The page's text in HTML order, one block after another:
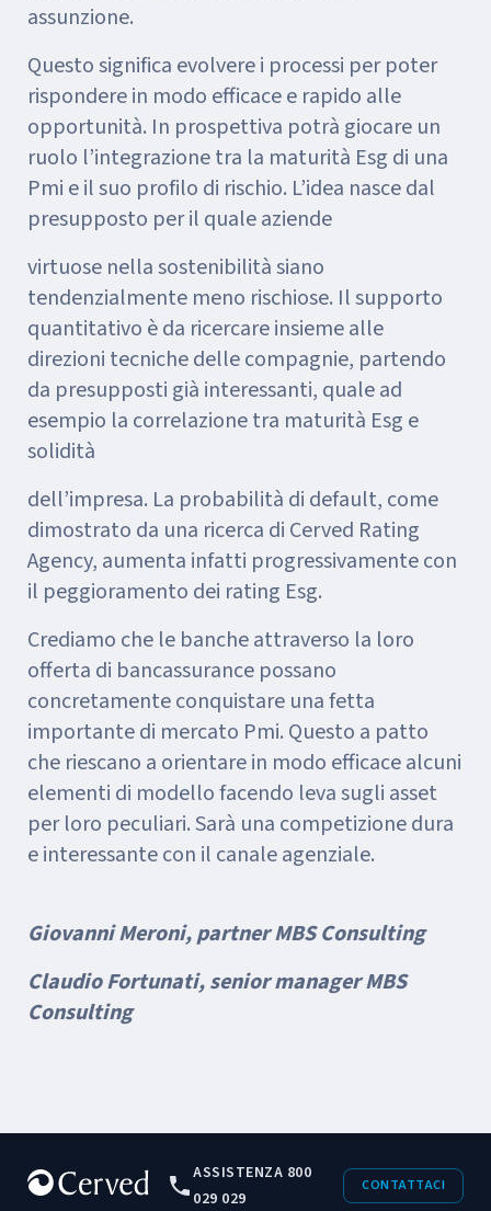
assunzione.
Questo significa evolvere i processi per poter
rispondere in modo efficace e rapido alle
opportunità. In prospettiva potrà giocare un
ruolo l’integrazione tra la maturità Esg di una
Pmi e il suo profilo di rischio. L’idea nasce dal
presupposto per il quale aziende
virtuose nella sostenibilità siano
tendenzialmente meno rischiose. Il supporto
quantitativo è da ricercare insieme alle
direzioni tecniche delle compagnie, partendo
da presupposti già interessanti, quale ad
esempio la correlazione tra maturità Esg e
solidità
dell’impresa. La probabilità di default, come
dimostrato da una ricerca di Cerved Rating
Agency, aumenta infatti progressivamente con
il peggioramento dei rating Esg.
Crediamo che le banche attraverso la loro
offerta di bancassurance possano
concretamente conquistare una fetta
importante di mercato Pmi. Questo a patto
che riescano a orientare in modo efficace alcuni
elementi di modello facendo leva sugli asset
per loro peculiari. Sarà una competizione dura
e interessante con il canale agenziale.
Giovanni Meroni, partner MBS Consulting
Claudio Fortunati, senior manager MBS
Consulting
ASSISTENZA 800
029 029
CONTATTACI